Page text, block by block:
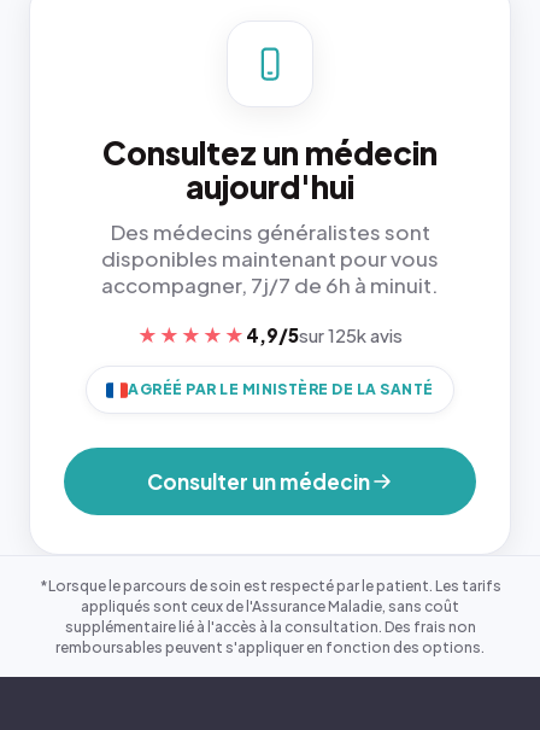
Consultez un médecin
aujourd'hui
Des médecins généralistes sont
disponibles maintenant pour vous
accompagner, 7j/7 de 6h à minuit.
★★★★★ 4,9/5sur 125k avis
AGRÉÉ PAR LE MINISTÈRE DE LA SANTÉ
Consulter un médecin
*Lorsque le parcours de soin est respecté par le patient. Les tarifs
appliqués sont ceux de l'Assurance Maladie, sans coût
supplémentaire lié à l'accès à la consultation. Des frais non
remboursables peuvent s'appliquer en fonction des options.